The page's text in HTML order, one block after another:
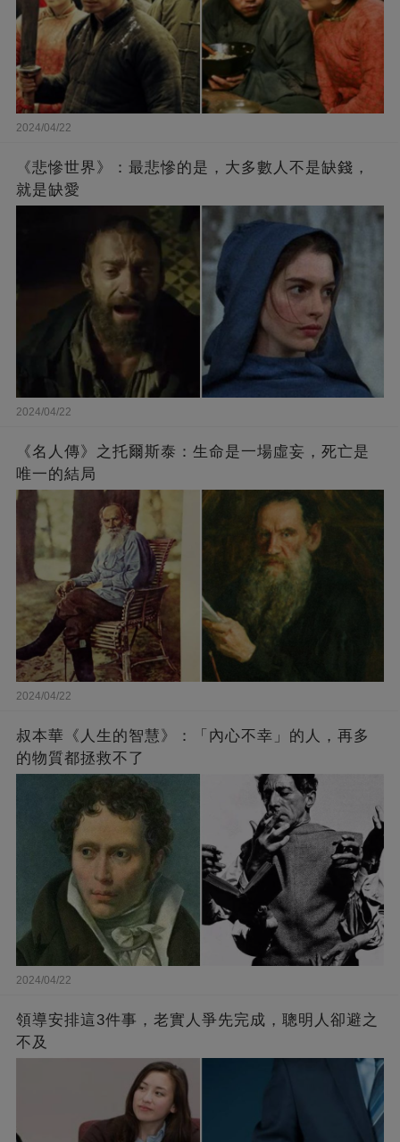
2024/04/22
《悲慘世界》：最悲慘的是，大多數人不是缺錢，
就是缺愛
2024/04/22
《名人傳》之托爾斯泰：生命是一場虛妄，死亡是
唯一的結局
2024/04/22
叔本華《人生的智慧》：「內心不幸」的人，再多
的物質都拯救不了
2024/04/22
領導安排這3件事，老實人爭先完成，聰明人卻避之
不及